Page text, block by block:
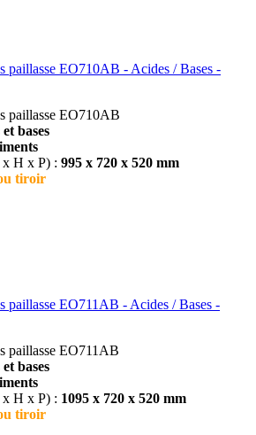
paillasse EO710AB - Acides / Bases -
paillasse EO710AB
bases
x H x P) : 995 x 720 x 520 mm
tiroir
paillasse EO711AB - Acides / Bases -
paillasse EO711AB
bases
x H x P) : 1095 x 720 x 520 mm
tiroir